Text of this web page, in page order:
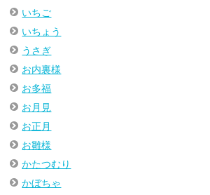
いちご
いちょう
うさぎ
お内裏様
お多福
お月見
お正月
お雛様
かたつむり
かぼちゃ